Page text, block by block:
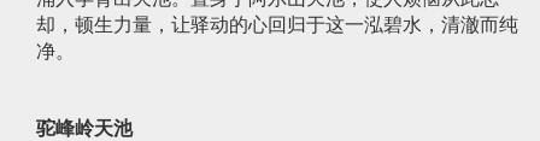
却，顿生力量，让驿动的心回归于这一泓碧水，清澈而纯
净。
驼峰岭天池